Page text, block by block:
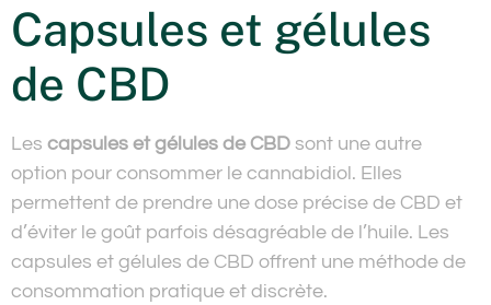
Capsules et gélules
de CBD
Les capsules et gélules de CBD sont une autre
option pour consommer le cannabidiol. Elles
permettent de prendre une dose précise de CBD et
d’éviter le goût parfois désagréable de l’huile. Les
capsules et gélules de CBD offrent une méthode de
consommation pratique et discrète.